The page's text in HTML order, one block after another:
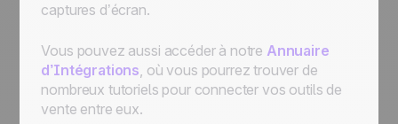
captures d’écran.
Vous pouvez aussi accéder à notre Annuaire
d’Intégrations, où vous pourrez trouver de
nombreux tutoriels pour connecter vos outils de
vente entre eux.